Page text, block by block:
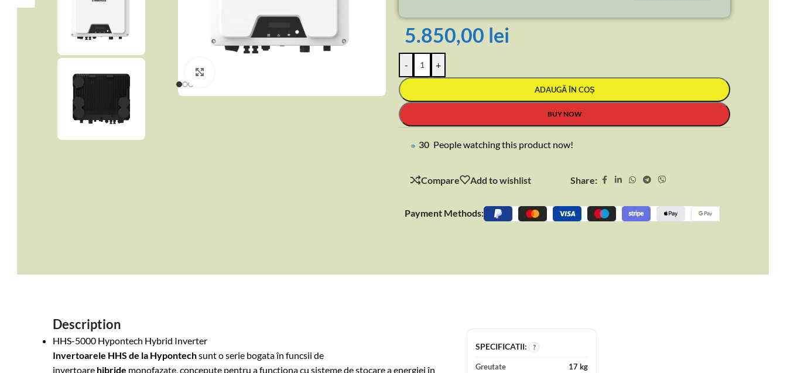
5.850,00 lei
- +
ADAUGĂ ÎN COȘ
BUY NOW
30 People watching this product now!
Compare Add to wishlist Share:
Payment Methods:
Description
HHS-5000 Hypontech Hybrid Inverter
Invertoarele HHS de la Hypontechsunt o serie bogata în funcsii de
invertoare hibride monofazate, concepute pentru a functiona cu sisteme de stocare a energiei în
SPECIFICATII: ?
Greutate
17 kg